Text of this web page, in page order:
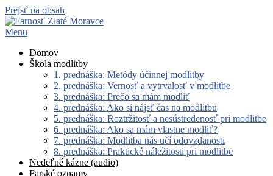
Prejsť na obsah
Menu
Domov
Škola modlitby
1. prednáška: Metódy účinnej modlitby
2. prednáška: Vernosť a vytrvalosť v modlitbe
3. prednáška: Prečo sa mám modliť
4. prednáška: Ako si nájsť čas na modlitbu
5. prednáška: Roztržitosť a nesústredenosť pri modlitbe
6. prednáška: Ako sa mám vlastne modliť?
7. prednáška: Modlitba nás učí odovzdanosti
8. prednáška: Praktické náležitosti pri modlitbe
Nedeľné kázne (audio)
Farské oznamy